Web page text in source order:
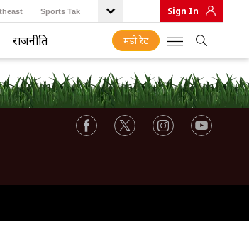
Sports Tak Sign In
राजनीति मंडी रेट